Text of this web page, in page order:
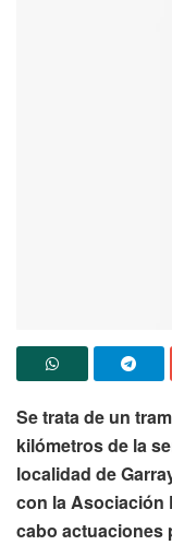
Se trata de un
kilómetros de la
localidad de
con la Asociación
cabo actuaciones